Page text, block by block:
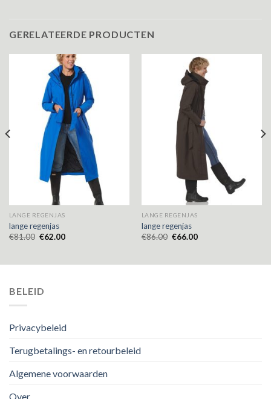
GERELATEERDE PRODUCTEN
LANGE REGENJAS
lange regenjas
€81.00 €62.00
LANGE REGENJAS
lange regenjas
€86.00 €66.00
BELEID
Privacybeleid
Terugbetalings- en retourbeleid
Algemene voorwaarden
Over